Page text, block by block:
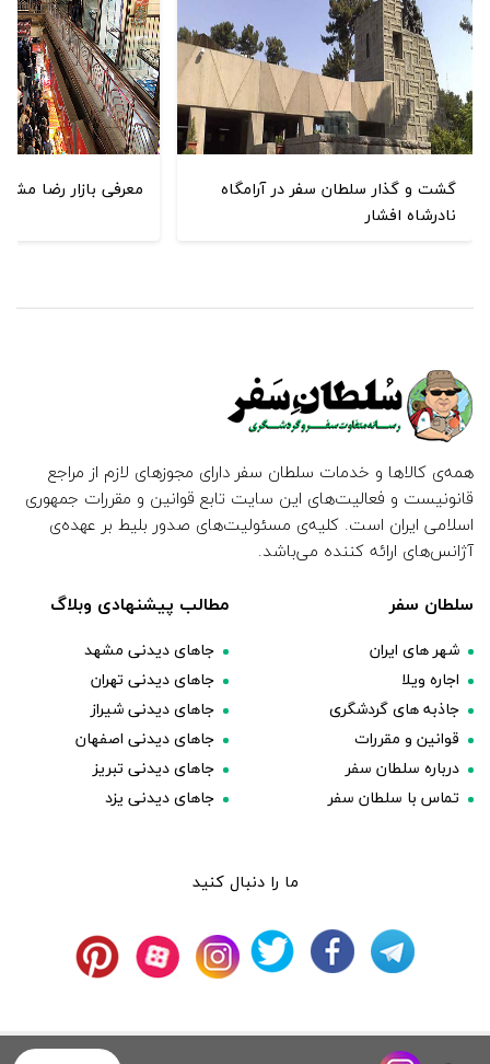
گشت و گذار سلطان سفر در آرامگاه
نادرشاه افشار
معرفی بازار رضا
همه‌ی کالاها و خدمات سلطان سفر دارای مجوزهای لازم از مراجع
قانونیست و فعالیت‌های این سایت تابع قوانین و مقررات جمهوری
اسلامی ایران است. کلیه‌ی مسئولیت‌های صدور بلیط بر عهده‌ی
آژانس‌های ارائه کننده می‌باشد.
سلطان سفر
شهر های ایران
اجاره ویلا
جاذبه های گردشگری
قوانین و مقررات
درباره سلطان سفر
تماس با سلطان سفر
مطالب پیشنهادی وبلاگ
جاهای دیدنی مشهد
جاهای دیدنی تهران
جاهای دیدنی شیراز
جاهای دیدنی اصفهان
جاهای دیدنی تبریز
جاهای دیدنی یزد
ما را دنبال کنید